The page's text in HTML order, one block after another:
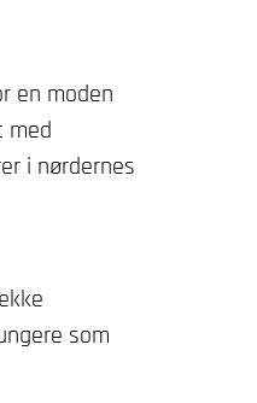
en moden
med
i nørdernes
som